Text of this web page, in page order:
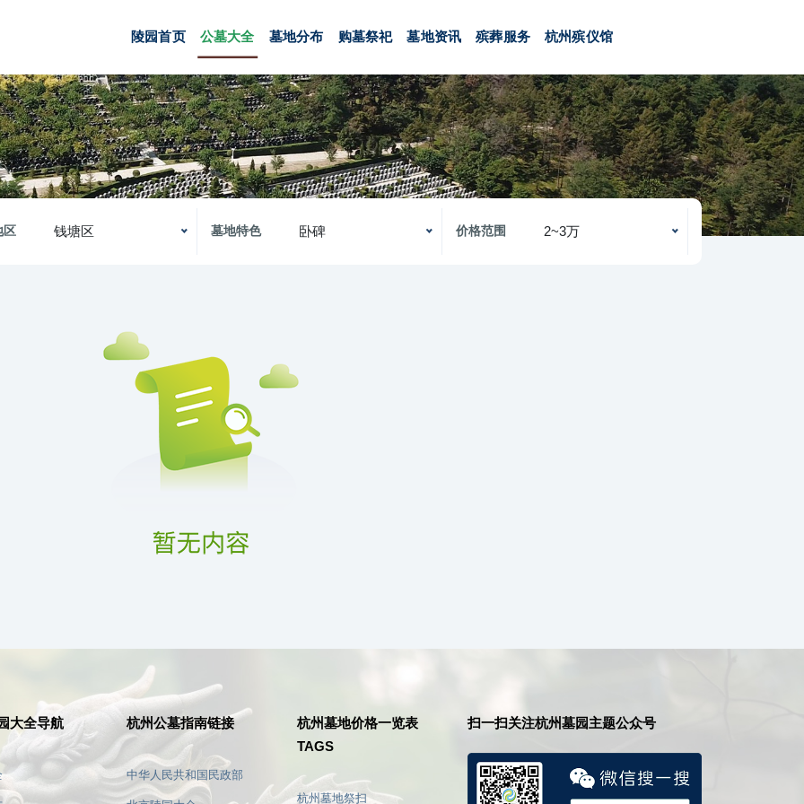
陵园首页 公墓大全 墓地分布 购墓祭祀 墓地资讯 殡葬服务 杭州殡仪馆
区 钱塘区 墓地特色 卧碑 价格范围 2~3万
大全导航 杭州公墓指南链接
中华人民共和国民政部
杭州墓地价格一览表
TAGS
杭州墓地祭扫
扫一扫关注杭州墓园主题公众号